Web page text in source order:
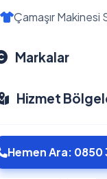
Çamaşır Makinesi
Markalar
Hizmet
Hemen Ara: 0850
servis akışıyla